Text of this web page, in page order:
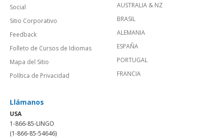
Social
Sitio Corporativo
Feedback
Folleto de Cursos de Idiomas
Mapa del Sitio
Política de Privacidad
AUSTRALIA & NZ
BRASIL
ALEMANIA
ESPAÑA
PORTUGAL
FRANCIA
Llámanos
USA
1-866-85-LINGO
(1-866-85-54646)